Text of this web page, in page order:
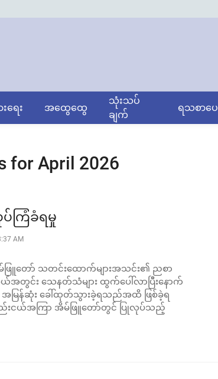
းရေး အထွေထွေ
သုံးသပ်
ချက်
ရသစာပေ
for April 2026
ကြံခံရမှု
AM
ဖြူတော် သတင်းထောက်များအသင်း၏ ညစာ
အတွင်း သေနတ်သံများ ထွက်ပေါ်လာပြီးနောက်
အမြန်ဆုံး ခေါ်ထုတ်သွားခဲ့ရသည်အထိ ဖြစ်ခဲ့ရ
ည်းငယ်အကြာ အိမ်ဖြူတော်တွင် ပြုလုပ်သည့်